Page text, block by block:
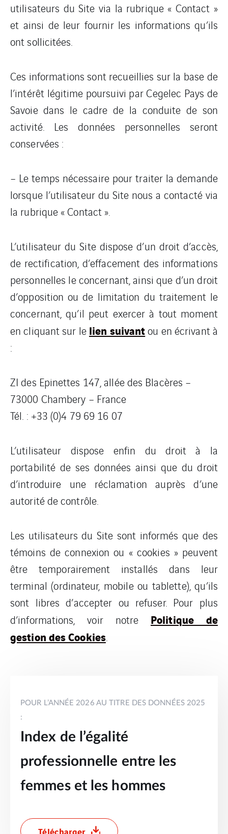
utilisateurs du Site via la rubrique « Contact »
et ainsi de leur fournir les informations qu’ils
ont sollicitées.
Ces informations sont recueillies sur la base de
l’intérêt légitime poursuivi par Cegelec Pays de
Savoie dans le cadre de la conduite de son
activité. Les données personnelles seront
conservées :
– Le temps nécessaire pour traiter la demande
lorsque l’utilisateur du Site nous a contacté via
la rubrique « Contact ».
L’utilisateur du Site dispose d’un droit d’accès,
de rectification, d’effacement des informations
personnelles le concernant, ainsi que d’un droit
d’opposition ou de limitation du traitement le
concernant, qu’il peut exercer à tout moment
en cliquant sur le lien suivantou en écrivant à
:
ZI des Epinettes 147, allée des Blacères –
73000 Chambery – France
Tél. : +33 (0)4 79 69 16 07
L’utilisateur dispose enfin du droit à la
portabilité de ses données ainsi que du droit
d’introduire une réclamation auprès d’une
autorité de contrôle.
Les utilisateurs du Site sont informés que des
témoins de connexion ou « cookies » peuvent
être temporairement installés dans leur
terminal (ordinateur, mobile ou tablette), qu’ils
sont libres d’accepter ou refuser. Pour plus
d’informations, voir notre Politique de
gestion des Cookies.
POUR L’ANNÉE 2026 AU TITRE DES DONNÉES 2025
:
Index de l’égalité
professionnelle entre les
femmes et les hommes
Télécharger